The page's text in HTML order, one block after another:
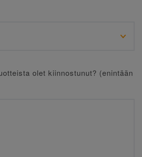
olet kiinnostunut? (enintään